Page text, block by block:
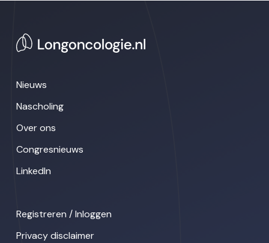
Nieuws
Nascholing
Over ons
Congresnieuws
LinkedIn
Registreren / Inloggen
Privacy disclaimer